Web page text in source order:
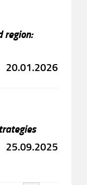
region:
20.01.2026
25.09.2025